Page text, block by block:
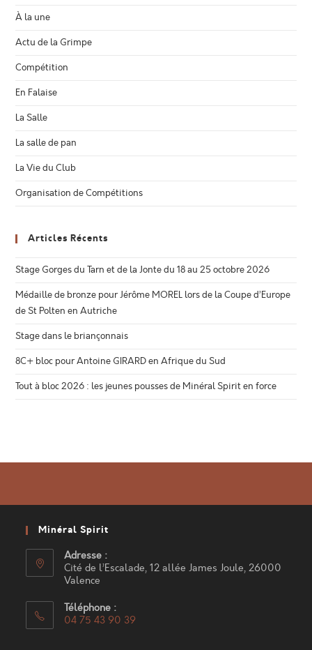
À la une
Actu de la Grimpe
Compétition
En Falaise
La Salle
La salle de pan
La Vie du Club
Organisation de Compétitions
Articles Récents
Stage Gorges du Tarn et de la Jonte du 18 au 25 octobre 2026
Médaille de bronze pour Jérôme MOREL lors de la Coupe d’Europe
de St Polten en Autriche
Stage dans le briançonnais
8C+ bloc pour Antoine GIRARD en Afrique du Sud
Tout à bloc 2026 : les jeunes pousses de Minéral Spirit en force
Minéral Spirit
Adresse :
Cité de l’Escalade, 12 allée James Joule, 26000
Valence
Téléphone :
04 75 43 90 39